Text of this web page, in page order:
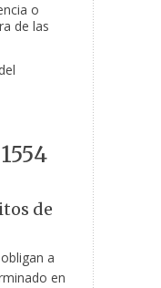
o
de las
de
a
en